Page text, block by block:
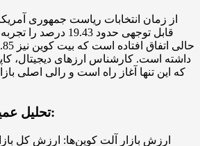
از زمان انتخابات ریاست جمهوری
قابل توجهی حدود
داشته است. کارشناس ارزهای دیجیتال،
که این تنها آغاز راه است و رالی اصلی
تحلیل عمیق بازار آلت کوین‌ها: